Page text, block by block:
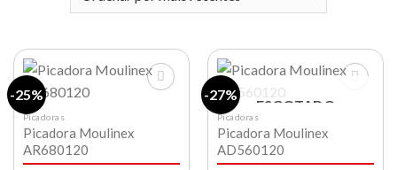
-25%
Lista de
Picadoras
Picadora Moulinex
AR680120
-27%
Lista de
ESGOTADO
Picadoras
Picadora Moulinex
AD560120